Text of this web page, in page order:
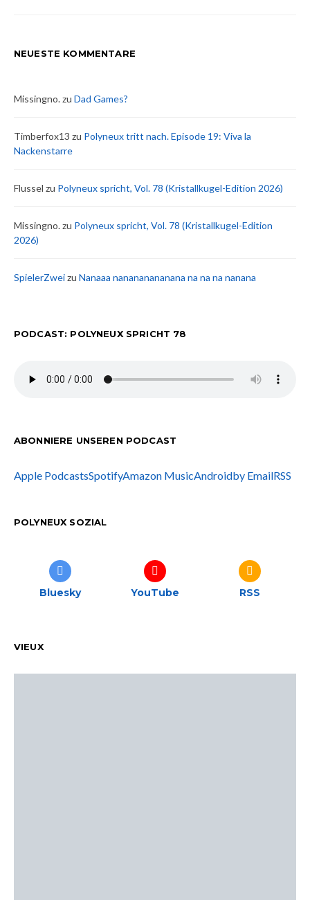
NEUESTE KOMMENTARE
Missingno.zu Dad Games?
Timberfox13 zu Polyneux tritt nach. Episode 19: Viva la
Nackenstarre
Flussel zu Polyneux spricht, Vol. 78 (Kristallkugel-Edition 2026)
Missingno.zu Polyneux spricht, Vol. 78 (Kristallkugel-Edition
2026)
SpielerZweizu Nanaaa nanananananana na na na nanana
PODCAST: POLYNEUX SPRICHT 78
ABONNIERE UNSEREN PODCAST
Apple PodcastsSpotifyAmazon MusicAndroidby EmailRSS
POLYNEUX SOZIAL
Bluesky YouTube RSS
VIEUX